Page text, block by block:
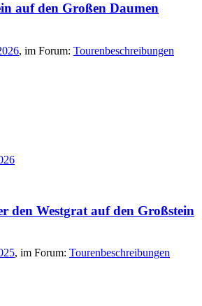
auf den Großen Daumen
, im Forum: Tourenbeschreibungen
den Westgrat auf den Großstein
, im Forum: Tourenbeschreibungen